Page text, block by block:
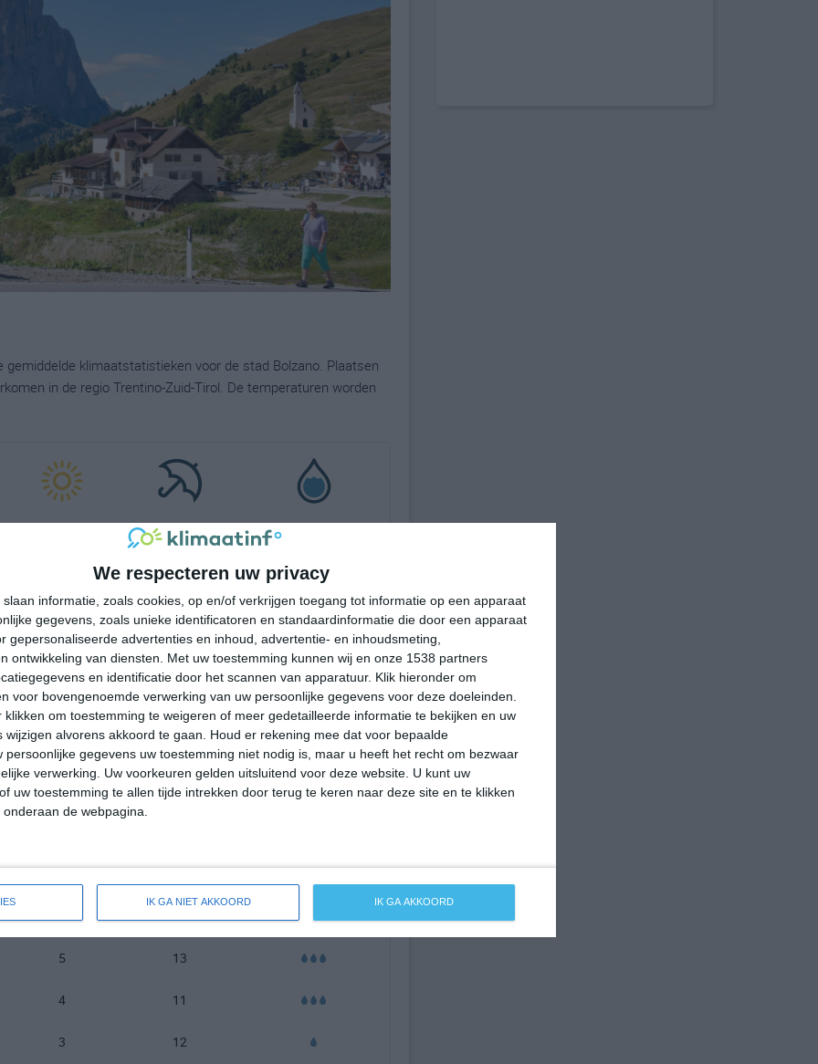
We respecteren uw privacy
slaan informatie, zoals cookies, op en/of verkrijgen toegang tot informatie op een apparaat
gegevens, zoals unieke identificatoren en standaardinformatie die door een apparaat
gepersonaliseerde advertenties en inhoud, advertentie- en inhoudsmeting,
ontwikkeling van diensten.
Met uw toestemming kunnen wij en onze 1538 partners
en identificatie door het scannen van apparatuur. Klik hieronder om
voor bovengenoemde verwerking van uw persoonlijke gegevens voor deze doeleinden.
klikken om toestemming te weigeren of meer gedetailleerde informatie te bekijken en uw
alvorens akkoord te gaan.
Houd er rekening mee dat voor bepaalde
persoonlijke gegevens uw toestemming niet nodig is, maar u heeft het recht om bezwaar
verwerking. Uw voorkeuren gelden uitsluitend voor deze website. U kunt uw
uw toestemming te allen tijde intrekken door terug te keren naar deze site en te klikken
de webpagina.
IK GA NIET AKKOORD IK GA AKKOORD
klimaatstatistieken voor de stad Bolzano. Plaatsen
in de regio Trentino-Zuid-Tirol. De temperaturen worden
dagen neerslag per
maand
hoeveelheid neerslag per
12
5 11
5 14
5 15
6 17
6 17
7 16
6 12
5 13
4 11
3 12